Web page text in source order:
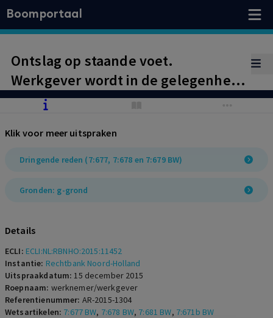
Boomportaal
Ontslag op staande voet.
Werkgever wordt in de gelegenheid
gesteld te bewijzen dat
komen werken en er geen sprake
was van een ziekmelding.
ontbindingsverzoek.
Klik voor meer uitspraken
Dringende reden (7:677, 7:678 en 7:679 BW)
Gronden: g-grond
Details
ECLI: ECLI:NL:RBNHO:2015:11452
Instantie: Rechtbank Noord-Holland
Uitspraakdatum:15 december 2015
Roepnaam: werknemer/werkgever
Referentienummer: AR-2015-1304
Wetsartikelen: 7:677 BW, 7:678 BW, 7:681 BW, 7:671b BW